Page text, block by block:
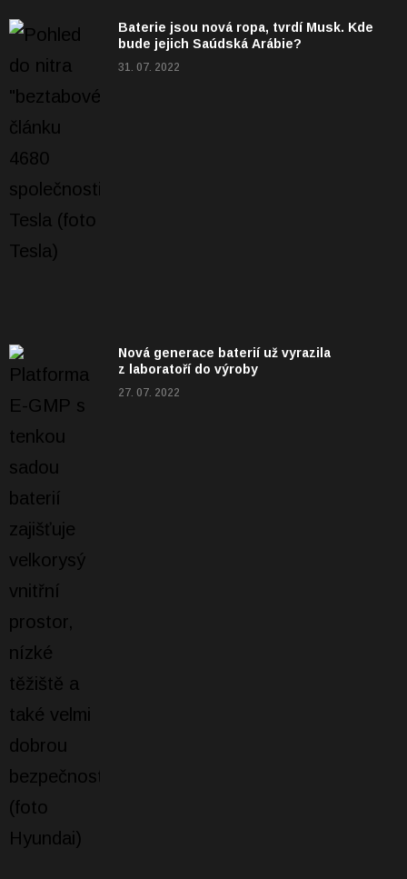
Baterie jsou nová ropa, tvrdí Musk. Kde
bude jejich Saúdská Arábie?
31. 07. 2022
Nová generace baterií už vyrazila
z laboratoří do výroby
27. 07. 2022